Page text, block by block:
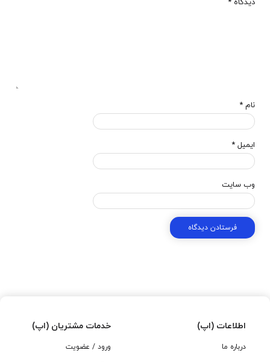
دیدگاه *
نام *
ایمیل *
وب‌ سایت
اطلاعات (اپ)
درباره ما
خدمات مشتریان (اپ)
ورود / عضویت